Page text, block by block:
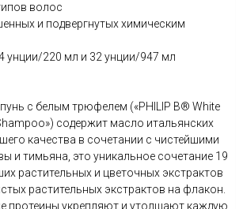
волос
и подвергнутых химическим
унции/220 мл и 32 унции/947 мл
с белым трюфелем («PHILIP B® White
содержит масло итальянских
качества в сочетании с чистейшими
и тимьяна, это уникальное сочетание 19
растительных и цветочных экстрактов
растительных экстрактов на флакон.
протеины укрепляют и утолщают каждую